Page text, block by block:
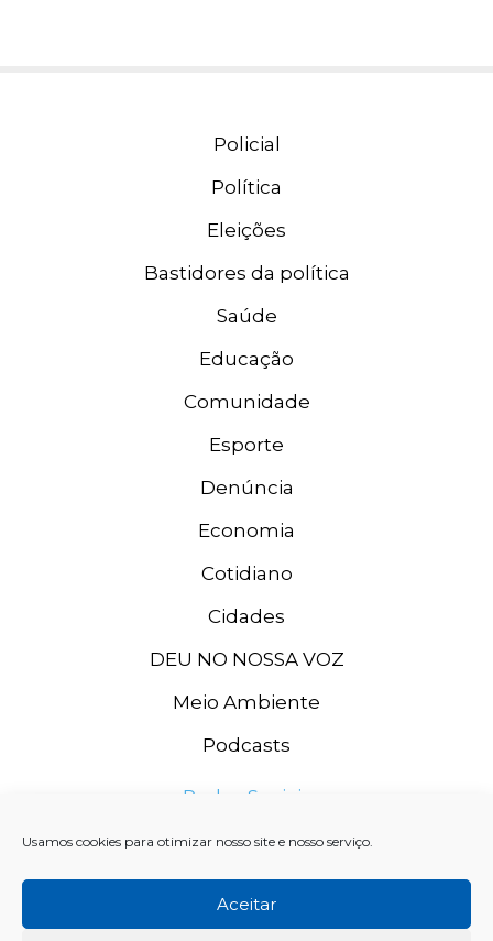
Usamos cookies para otimizar nosso site e nosso serviço.
Aceitar
Policial
Política
Eleições
Bastidores da política
Saúde
Educação
Comunidade
Esporte
Denúncia
Economia
Cotidiano
Cidades
DEU NO NOSSA VOZ
Meio Ambiente
Podcasts
Redes Sociais